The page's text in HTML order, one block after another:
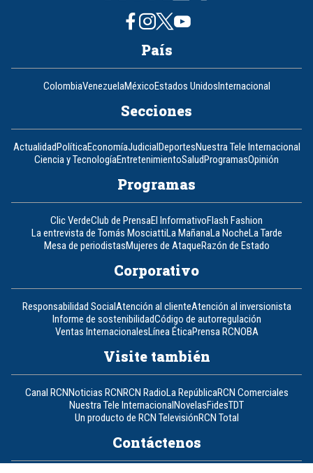
País
ColombiaVenezuelaMéxicoEstados UnidosInternacional
Secciones
ActualidadPolíticaEconomíaJudicialDeportesNuestra Tele Internacional
Ciencia y TecnologíaEntretenimientoSaludProgramasOpinión
Programas
Clic VerdeClub de PrensaEl InformativoFlash Fashion
La entrevista de Tomás MosciattiLa MañanaLa NocheLa Tarde
Mesa de periodistasMujeres de AtaqueRazón de Estado
Corporativo
Responsabilidad SocialAtención al clienteAtención al inversionista
Informe de sostenibilidadCódigo de autorregulación
Ventas InternacionalesLínea ÉticaPrensa RCNOBA
Visite también
Canal RCNNoticias RCNRCN RadioLa RepúblicaRCN Comerciales
Nuestra Tele InternacionalNovelasFidesTDT
Un producto de RCN TelevisiónRCN Total
Contáctenos